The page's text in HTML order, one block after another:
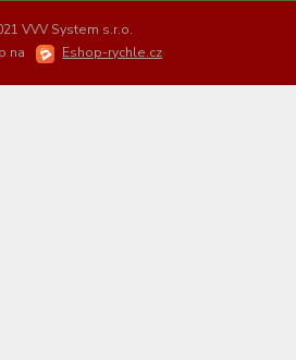
VVV System s.r.o.
na
Eshop-rychle.cz